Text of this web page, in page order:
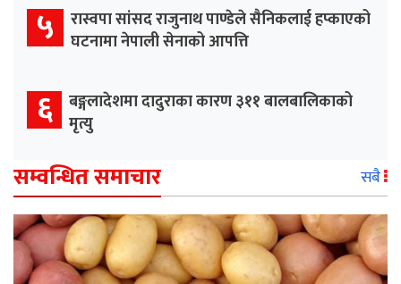
५ रास्वपा सांसद राजुनाथ पाण्डेले सैनिकलाई हप्काएको
घटनामा नेपाली सेनाको आपत्ति
६ बङ्गलादेशमा दादुराका कारण ३११ बालबालिकाको
मृत्यु
सम्वन्धित समाचार सबै